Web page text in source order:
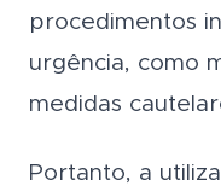
procedimentos
urgência, como
medidas
Portanto, a